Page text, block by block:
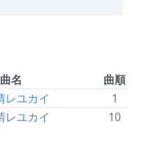
曲名
曲順
レユカイ
1
レユカイ 10